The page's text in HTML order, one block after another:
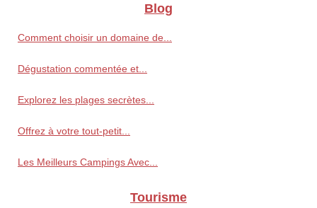
Blog
Comment choisir un domaine de...
Dégustation commentée et...
Explorez les plages secrètes...
Offrez à votre tout-petit...
Les Meilleurs Campings Avec...
Tourisme